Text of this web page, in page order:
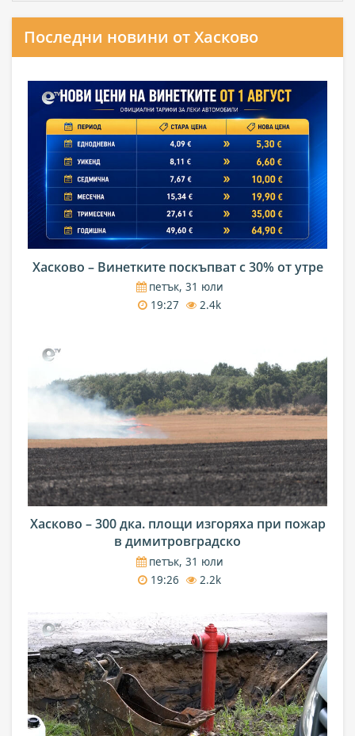
Последни новини от Хасково
Хасково – Винетките поскъпват с 30% от утре
петък, 31 юли
19:27
2.4k
Хасково – 300 дка. площи изгоряха при пожар
в димитровградско
петък, 31 юли
19:26
2.2k